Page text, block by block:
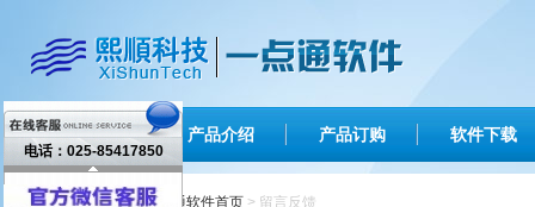
网站首页 产品介绍 产品订购 软件下载
您现在的位置 ：一点通软件首页 > 留言反馈
电话：025-85417850